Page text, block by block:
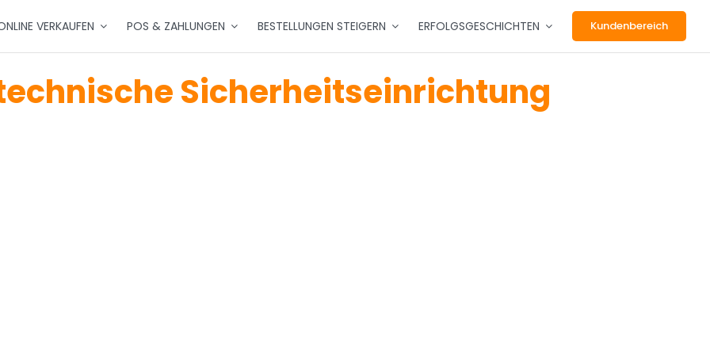
VERKAUFEN POS & ZAHLUNGEN BESTELLUNGEN STEIGERN ERFOLGSGESCHICHTEN Kundenbereich
Sicherheitseinrichtung